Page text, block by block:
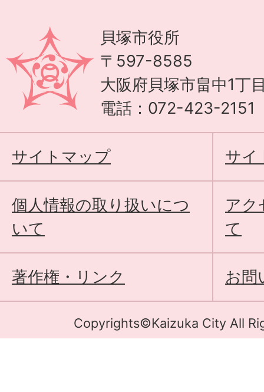
貝塚市役所
〒597-8585
大阪府貝塚市畠中1丁
電話：072-423-2151
サイトマップ サイ
個人情報の取り扱いにつ
いて
アク
て
著作権・リンク お問
Copyrights©Kaizuka City All